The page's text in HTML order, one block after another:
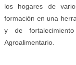
los hogares de
formación en una
y de
Agroalimentario.